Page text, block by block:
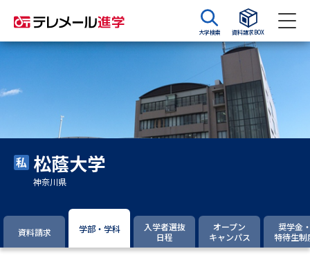
大学検索 資料請求BOX
資料検索
大学・短大の資料種類から請求
大学パンフ
過去問題集
松蔭大学
神奈川県
資料請求 学部・学科
入学者選抜
日程
オープン
キャンパス
奨学金
特待生制